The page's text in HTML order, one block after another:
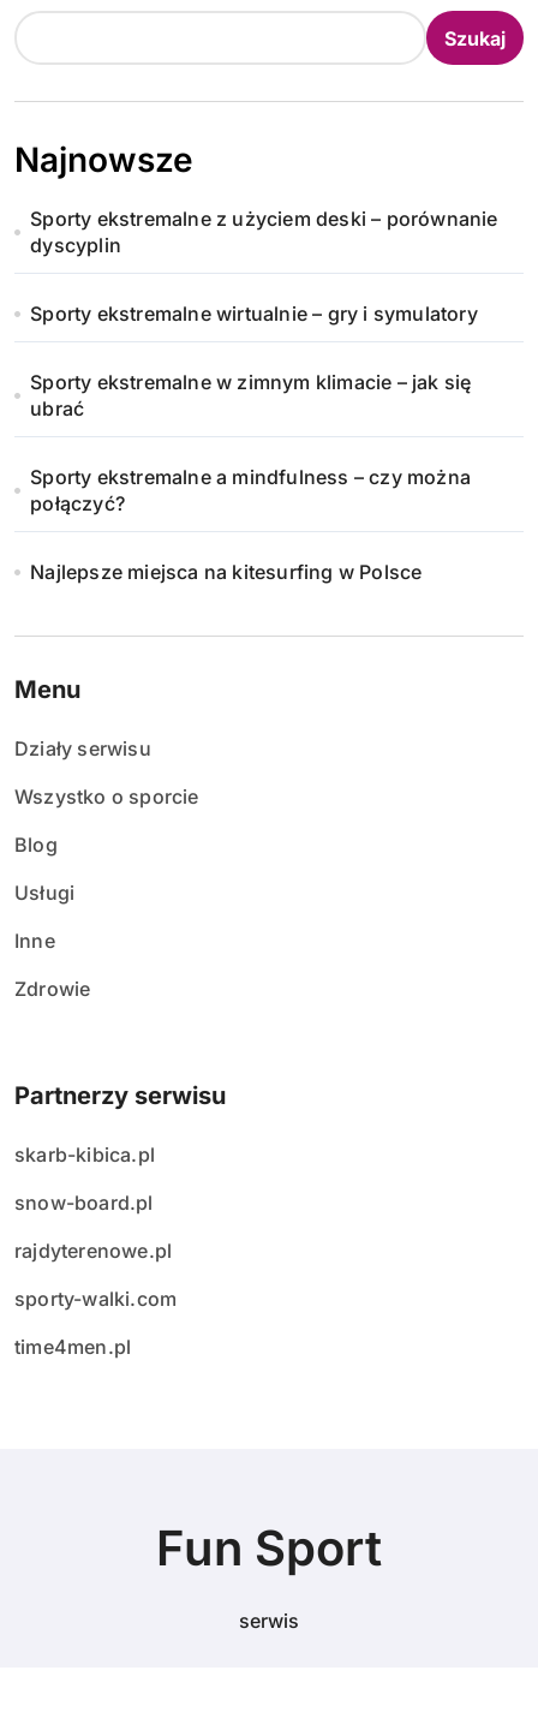
Szukaj
Najnowsze
Sporty ekstremalne z użyciem deski – porównanie
dyscyplin
Sporty ekstremalne wirtualnie – gry i symulatory
Sporty ekstremalne w zimnym klimacie – jak się
ubrać
Sporty ekstremalne a mindfulness – czy można
połączyć?
Najlepsze miejsca na kitesurfing w Polsce
Menu
Działy serwisu
Wszystko o sporcie
Blog
Usługi
Inne
Zdrowie
Partnerzy serwisu
skarb-kibica.pl
snow-board.pl
rajdyterenowe.pl
sporty-walki.com
time4men.pl
Fun Sport
serwis